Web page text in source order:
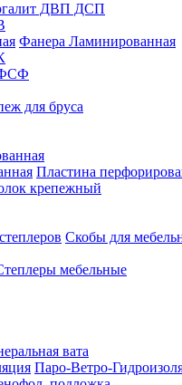
ДВП ДСП
Фанера Ламинированная
для бруса
Пластина
крепежный
Скобы для
мебельные
вата
Паро-Ветро-